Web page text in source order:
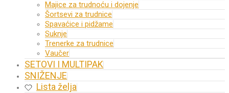
Majice za trudnoću i dojenje
Šortsevi za trudnice
Spavaćice i pidžame
Suknje
Trenerke za trudnice
Vaučer
SETOVI I MULTIPAK
SNIŽENJE
Lista želja